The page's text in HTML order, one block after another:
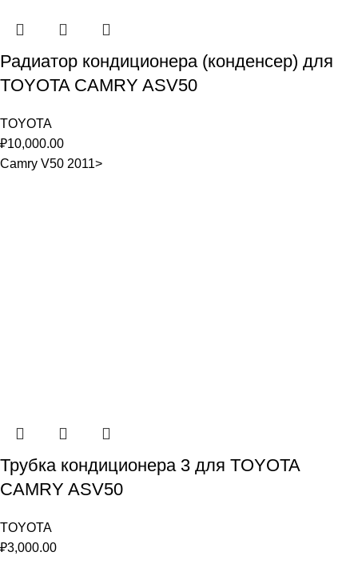
Радиатор кондиционера (конденсер) для
TOYOTA CAMRY ASV50
TOYOTA
₽10,000.00
Camry V50 2011>
Трубка кондиционера 3 для TOYOTA
CAMRY ASV50
TOYOTA
₽3,000.00